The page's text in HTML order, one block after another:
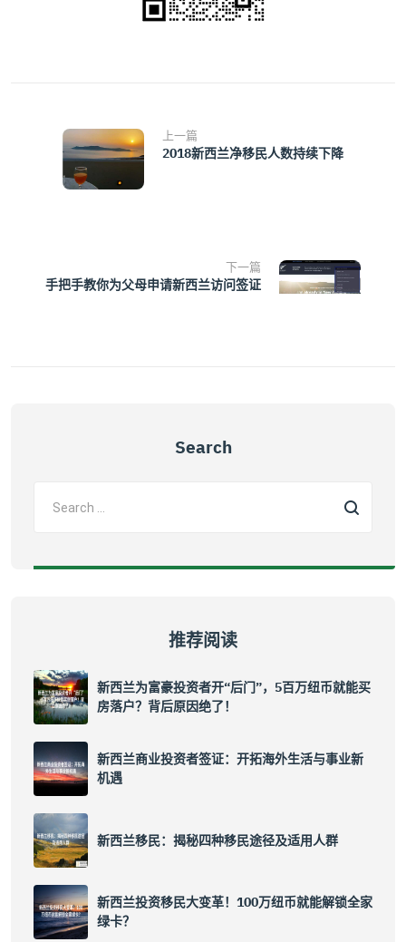
上一篇
2018新西兰净移民人数持续下降
下一篇
手把手教你为父母申请新西兰访问签证
Search
推荐阅读
新西兰为富豪投资者开“后门”，5百万纽币就能买
房落户？背后原因绝了！
新西兰商业投资者签证：开拓海外生活与事业新
机遇
新西兰移民：揭秘四种移民途径及适用人群
新西兰投资移民大变革！100万纽币就能解锁全家
绿卡？